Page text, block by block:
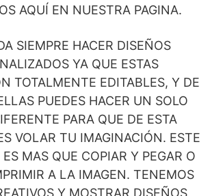
AQUÍ EN NUESTRA PAGINA.
SIEMPRE HACER DISEÑOS
YA QUE ESTAS
TOTALMENTE EDITABLES, Y DE
PUEDES HACER UN SOLO
PARA QUE DE ESTA
VOLAR TU IMAGINACIÓN. ESTE
MAS QUE COPIAR Y PEGAR O
A LA IMAGEN. TENEMOS